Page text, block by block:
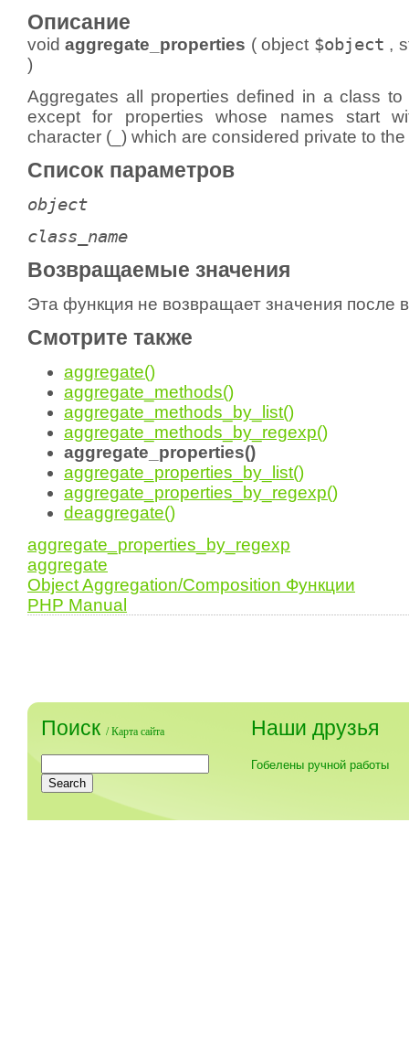
Описание
void aggregate_properties (object $object ,
)
Aggregates all properties defined in a class
except for properties whose names start
character (_) which are considered private to
Список параметров
object
class_name
Возвращаемые значения
Эта функция не возвращает значения после
Смотрите также
aggregate()
aggregate_methods()
aggregate_methods_by_list()
aggregate_methods_by_regexp()
aggregate_properties()
aggregate_properties_by_list()
aggregate_properties_by_regexp()
deaggregate()
aggregate_properties_by_regexp
aggregate
Object Aggregation/Composition Функции
PHP Manual
Поиск /Карта сайта Наши друзья
Гобелены ручной работы